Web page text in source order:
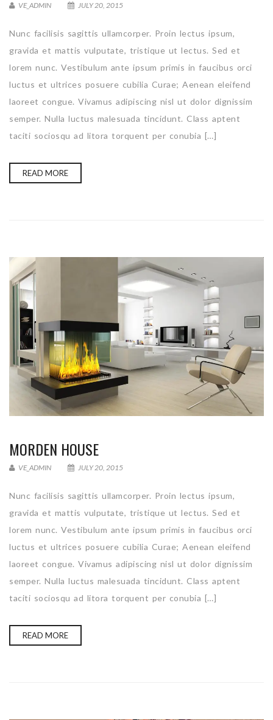
VE_ADMIN JULY 20, 2015
Nunc facilisis sagittis ullamcorper. Proin lectus ipsum,
gravida et mattis vulputate, tristique ut lectus. Sed et
lorem nunc. Vestibulum ante ipsum primis in faucibus orci
luctus et ultrices posuere cubilia Curae; Aenean eleifend
laoreet congue. Vivamus adipiscing nisl ut dolor dignissim
semper. Nulla luctus malesuada tincidunt. Class aptent
taciti sociosqu ad litora torquent per conubia […]
READ MORE
MORDEN HOUSE
VE_ADMIN JULY 20, 2015
Nunc facilisis sagittis ullamcorper. Proin lectus ipsum,
gravida et mattis vulputate, tristique ut lectus. Sed et
lorem nunc. Vestibulum ante ipsum primis in faucibus orci
luctus et ultrices posuere cubilia Curae; Aenean eleifend
laoreet congue. Vivamus adipiscing nisl ut dolor dignissim
semper. Nulla luctus malesuada tincidunt. Class aptent
taciti sociosqu ad litora torquent per conubia […]
READ MORE